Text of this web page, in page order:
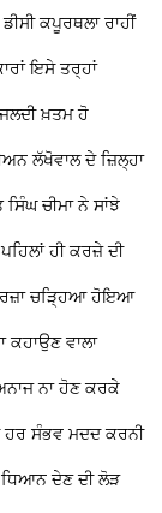
ਕਪੂਰਥਲਾ ਰਾਹੀਂ
ਇਸੇ ਤਰ੍ਹਾਂ
ਖ਼ਤਮ ਹੋ
ਲੱਖੋਵਾਲ ਦੇ ਜ਼ਿਲ੍ਹਾ
ਚੀਮਾ ਨੇ ਸਾਂਝੇ
ਹੀ ਕਰਜ਼ੇ ਦੀ
ਚੜ੍ਹਿਆ ਹੋਇਆ
ਵਾਲਾ
ਨਾ ਹੋਣ ਕਰਕੇ
ਹਰ ਸੰਭਵ ਮਦਦ ਕਰਨੀ
ਦੇਣ ਦੀ ਲੋੜ